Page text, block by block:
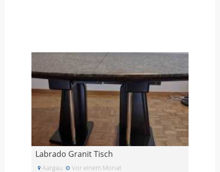
Labrado Granit Tisch
Aargau Vor einem Monat